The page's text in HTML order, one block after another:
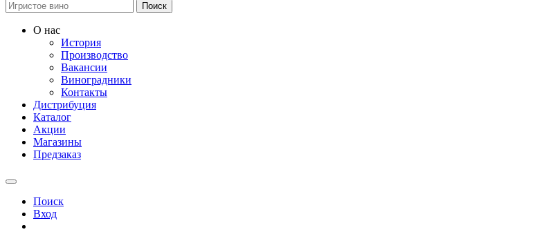
Поиск
О нас
История
Производство
Вакансии
Виноградники
Контакты
Дистрибуция
Каталог
Акции
Магазины
Предзаказ
Поиск
Вход